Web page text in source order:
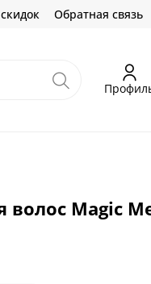
Обратная связь
волос Magic